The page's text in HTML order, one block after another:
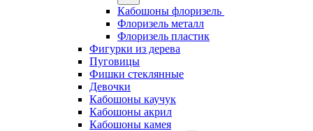
Кабошоны флоризель
Флоризель металл
Флоризель пластик
Фигурки из дерева
Пуговицы
Фишки стеклянные
Девочки
Кабошоны каучук
Кабошоны акрил
Кабошоны камея